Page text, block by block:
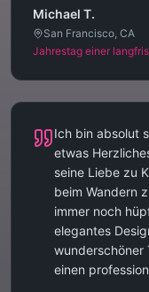
Michael T.
San Francisco, CA
Jahrestag einer
Ich bin absolut
etwas
seine Liebe zu
beim Wandern
immer noch
elegantes
wunderschöner
einen